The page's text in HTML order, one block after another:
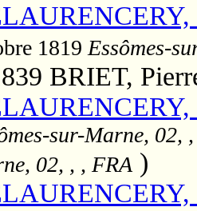
1819 Essômes-
BRIET,
sur-Marne, 02,
02, , , FRA )